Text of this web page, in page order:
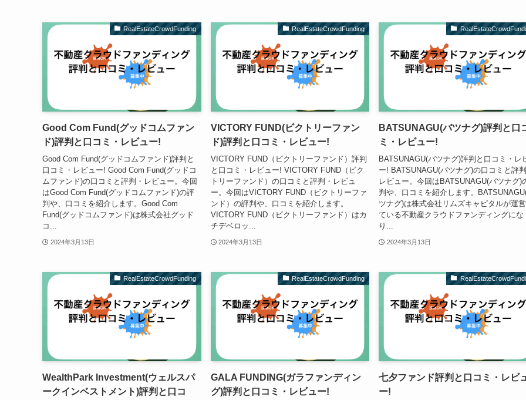
RealEstateCrowdFunding
Good Com Fund(グッドコムファン
ド)評判と口コミ・レビュー!
Good Com Fund(グッドコムファンド)評判と
口コミ・レビュー! Good Com Fund(グッドコ
ムファンド)の口コミと評判・レビュー。今回
はGood Com Fund(グッドコムファンド)の評
判や、口コミを紹介します。Good Com
Fund(グッドコムファンド)は株式会社グッド
コ...
2024年3月13日
RealEstateCrowdFunding
VICTORY FUND(ビクトリーファン
ド)評判と口コミ・レビュー!
VICTORY FUND（ビクトリーファンド）評判
と口コミ・レビュー! VICTORY FUND（ビク
トリーファンド）の口コミと評判・レビュ
ー。今回はVICTORY FUND（ビクトリーファ
ンド）の評判や、口コミを紹介します。
VICTORY FUND（ビクトリーファンド）はカ
チデベロッ...
2024年3月13日
BATSUNAGU(バツナグ)評判と口
ミ・レビュー!
BATSUNAGU(バツナグ)評判と口コミ・レ
ー! BATSUNAGU(バツナグ)の口コミと評判
レビュー。今回はBATSUNAGU(バツナグ)
判や、口コミを紹介します。
ツナグ)は株式会社リムズキャピタルが運
ている不動産クラウドファンディングにな
り...
2024年3月13日
RealEstateCrowdFunding
WealthPark Investment(ウェルスパ
ークインベストメント)評判と口コ
RealEstateCrowdFunding
GALA FUNDING(ガラファンディン
グ)評判と口コミ・レビュー!
七夕ファンド評判と口コミ・レビ
ー!